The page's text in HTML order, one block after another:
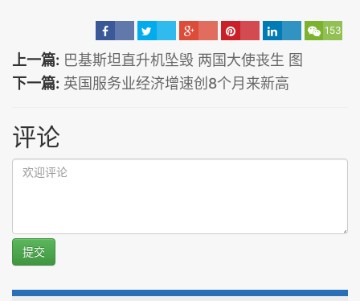
153
上一篇: 巴基斯坦直升机坠毁 两国大使丧生 图
下一篇: 英国服务业经济增速创8个月来新高
评论
提交